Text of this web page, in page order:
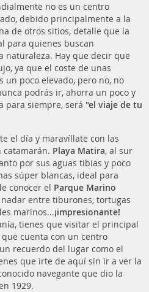
no es un centro
debido principalmente a la
de otros sitios, detalle que la
para quienes buscan
naturaleza. Hay que decir que
ya que el coste de unas
un poco elevado, pero no, no
podrás ir, ahorra un poco y
para siempre, será "el viaje de tu
el día y maravíllate con las
catamarán. Playa Matira, al sur
por sus aguas tibias y poco
súper blancas, ideal para
conocer el Parque Marino
entre tiburones, tortugas
marinos...¡impresionante!
tienes que visitar el principal
que cuenta con un centro
recuerdo del lugar como el
que irte de aquí sin ir a ver la
navegante que dio la
1929.